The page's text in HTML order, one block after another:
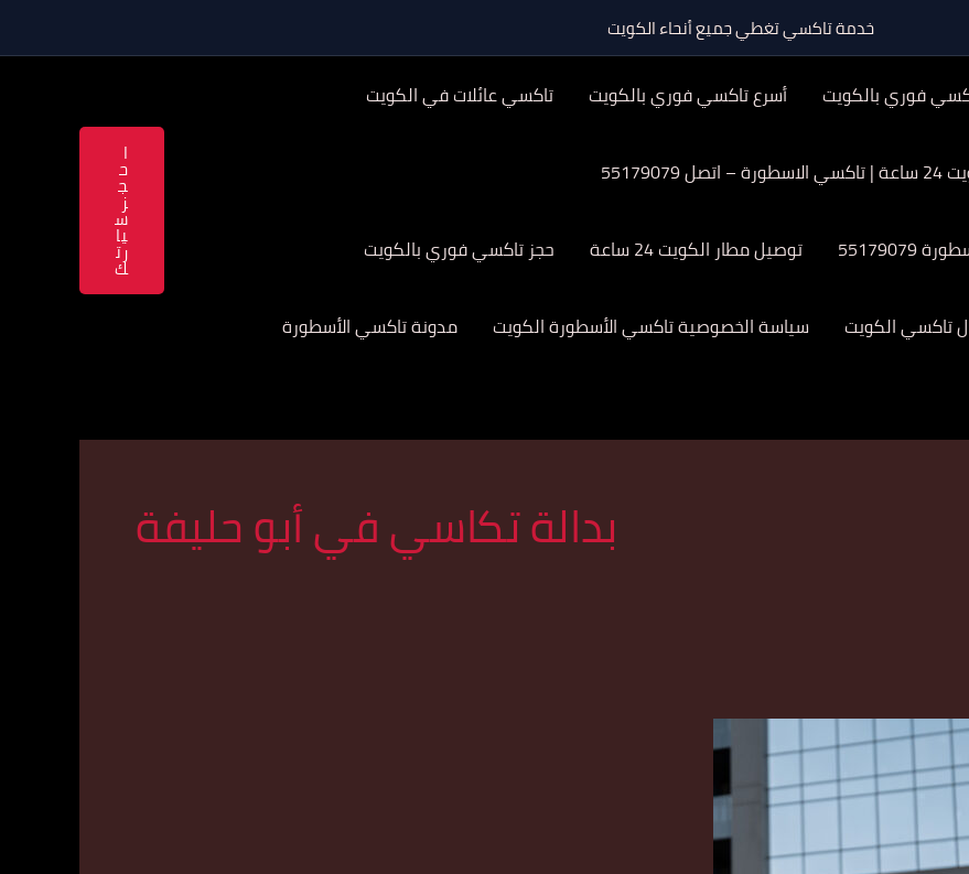
خدمة تاكسي تغطي جميع أنحاء الكويت
فوري بالكويت أسرع تاكسي فوري بالكويت تاكسي عائلات في الكويت
توصيل مطار الكويت 24 ساعة حجز تاكسي فوري بالكويت
تاكسي الكويت سياسة الخصوصية تاكسي الأسطورة الكويت مدونة تاكسي الأسطورة
ا
ح
ج
ز
س
يا
رت
ك
بدالة تكاسي في أبو حليفة